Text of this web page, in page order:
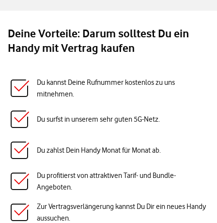
Deine Vorteile: Darum solltest Du ein
Handy mit Vertrag kaufen
Du kannst Deine Rufnummer kostenlos zu uns
mitnehmen.
Du surfst in unserem sehr guten 5G-Netz.
Du zahlst Dein Handy Monat für Monat ab.
Du profitierst von attraktiven Tarif- und Bundle-
Angeboten.
Zur Vertragsverlängerung kannst Du Dir ein neues Handy
aussuchen.